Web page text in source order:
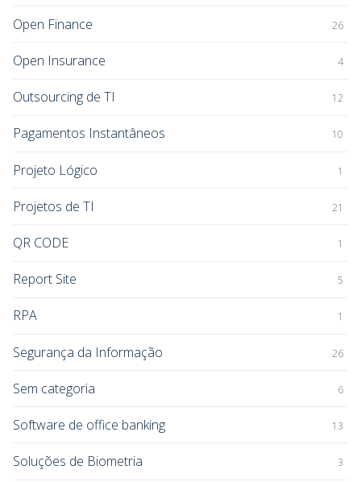
Open Finance 26
Open Insurance 4
Outsourcing de TI 12
Pagamentos Instantâneos 10
Projeto Lógico 1
Projetos de TI 21
QR CODE 1
Report Site 5
RPA 1
Segurança da Informação 26
Sem categoria 6
Software de office banking 13
Soluções de Biometria 3